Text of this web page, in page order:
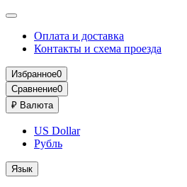
Оплата и доставка
Контакты и схема проезда
Избранное0
Сравнение0
₽ Валюта
US Dollar
Рубль
Язык